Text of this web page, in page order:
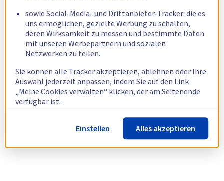
sowie Social-Media- und Drittanbieter-Tracker: die es
uns ermöglichen, gezielte Werbung zu schalten,
deren Wirksamkeit zu messen und bestimmte Daten
mit unseren Werbepartnern und sozialen
Netzwerken zu teilen.
Sie können alle Tracker akzeptieren, ablehnen oder Ihre
Auswahl jederzeit anpassen, indem Sie auf den Link
„Meine Cookies verwalten“ klicken, der am Seitenende
verfügbar ist.
Weitere Informationen finden Sie in unsererRichtlinie
zur Verwendung von Cookies.
Einstellen Alles akzeptieren